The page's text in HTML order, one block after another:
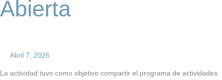
Abierta
Abril 7, 2026
La actividad tuvo como objetivo compartir el programa de actividades